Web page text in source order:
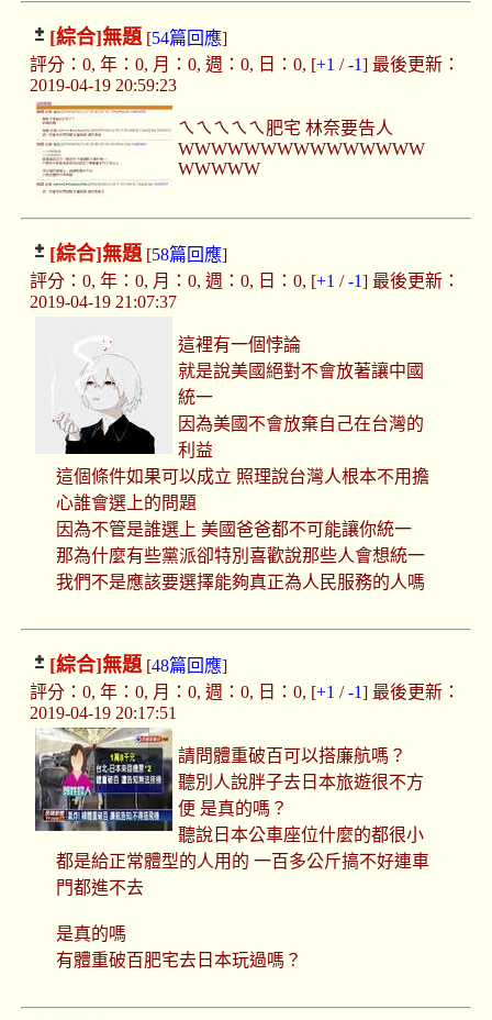
[綜合]無題[54篇回應]
評分：0, 年：0, 月：0, 週：0, 日：0, [+1 /-1] 最後更新：
2019-04-19 20:59:23
ㄟㄟㄟㄟㄟ肥宅 林奈要告人
WWWWWWWWWWWWWWW
WWWWW
[綜合]無題[58篇回應]
評分：0, 年：0, 月：0, 週：0, 日：0, [+1 /-1] 最後更新：
2019-04-19 21:07:37
這裡有一個悖論
就是說美國絕對不會放著讓中國
統一
因為美國不會放棄自己在台灣的
利益
這個條件如果可以成立 照理說台灣人根本不用擔
心誰會選上的問題
因為不管是誰選上 美國爸爸都不可能讓你統一
那為什麼有些黨派卻特別喜歡說那些人會想統一
我們不是應該要選擇能夠真正為人民服務的人嗎
[綜合]無題[48篇回應]
評分：0, 年：0, 月：0, 週：0, 日：0, [+1 /-1] 最後更新：
2019-04-19 20:17:51
請問體重破百可以搭廉航嗎？
聽別人說胖子去日本旅遊很不方
便 是真的嗎？
聽說日本公車座位什麼的都很小
都是給正常體型的人用的 一百多公斤搞不好連車
門都進不去
是真的嗎
有體重破百肥宅去日本玩過嗎？